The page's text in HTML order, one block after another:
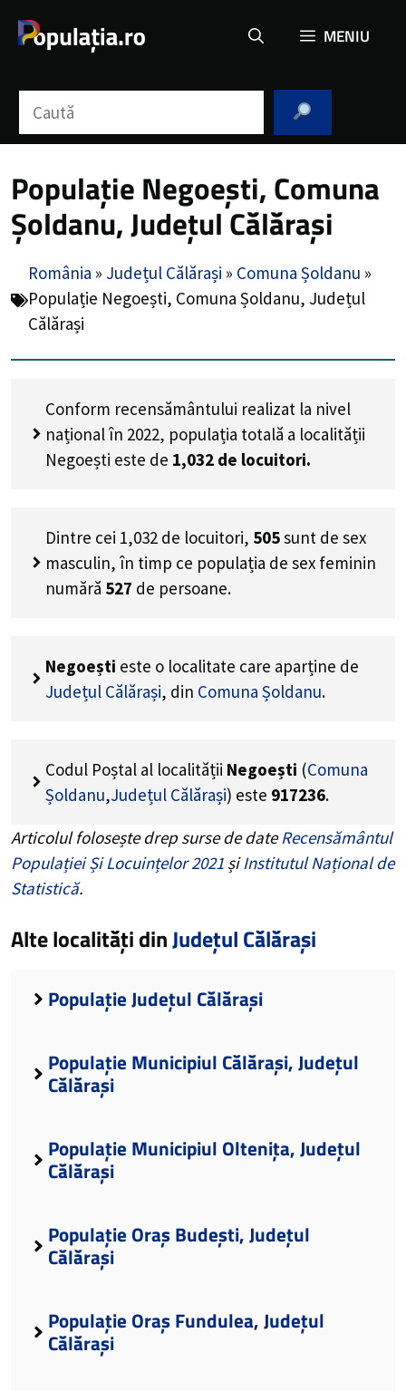
MENIU
Populație Negoești, Comuna
Șoldanu, Județul Călărași
România » Județul Călărași » Comuna Șoldanu »
Populație Negoești, Comuna Șoldanu, Județul
Călărași
Conform recensământului realizat la nivel
național în 2022, populația totală a localității
Negoești este de 1,032 de locuitori.
Dintre cei 1,032 de locuitori, 505sunt de sex
masculin, în timp ce populația de sex feminin
numără 527 de persoane.
Negoești este o localitate care aparține de
Județul Călărași, din Comuna Șoldanu.
Codul Poștal al localității Negoești (Comuna
Șoldanu,Județul Călărași) este 917236.
Articolul folosește drep surse de dateRecensământul
Populației Și Locuințelor 2021 șiInstitutul Național de
Statistică.
Alte localități dinJudețul Călărași
Populație Județul Călărași
Populație Municipiul Călărași, Județul
Călărași
Populație Municipiul Oltenița, Județul
Călărași
Populație Oraș Budești, Județul
Călărași
Populație Oraș Fundulea, Județul
Călărași